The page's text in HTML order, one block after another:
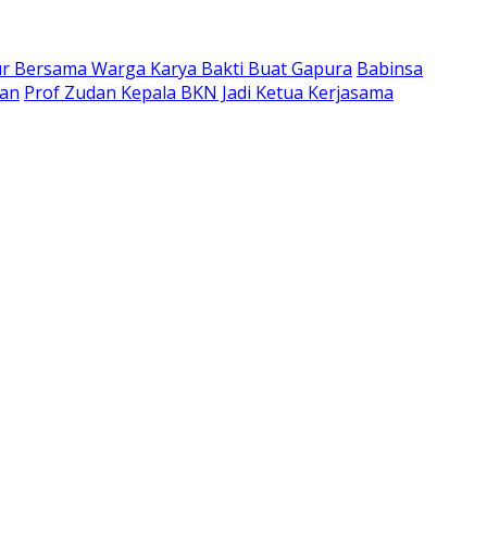
Bersama Warga Karya Bakti Buat Gapura Babinsa
Prof Zudan Kepala BKN Jadi Ketua Kerjasama